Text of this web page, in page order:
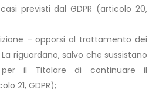
previsti dal GDPR (articolo 20,
– opporsi al trattamento dei
riguardano, salvo che sussistano
il Titolare di continuare il
21, GDPR);